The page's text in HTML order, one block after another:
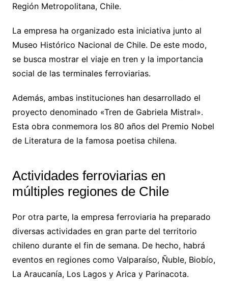
Región Metropolitana, Chile.
La empresa ha organizado esta iniciativa junto al
Museo Histórico Nacional de Chile. De este modo,
se busca mostrar el viaje en tren y la importancia
social de las terminales ferroviarias.
Además, ambas instituciones han desarrollado el
proyecto denominado «Tren de Gabriela Mistral».
Esta obra conmemora los 80 años del Premio Nobel
de Literatura de la famosa poetisa chilena.
Actividades ferroviarias en
múltiples regiones de Chile
Por otra parte, la empresa ferroviaria ha preparado
diversas actividades en gran parte del territorio
chileno durante el fin de semana. De hecho, habrá
eventos en regiones como Valparaíso, Ñuble, Biobío,
La Araucanía, Los Lagos y Arica y Parinacota.